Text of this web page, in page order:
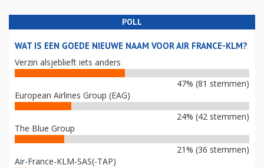
POLL
WAT IS EEN GOEDE NIEUWE NAAM VOOR AIR FRANCE-KLM?
Verzin alsjeblieft iets anders
47% (81 stemmen)
European Airlines Group (EAG)
24% (42 stemmen)
The Blue Group
21% (36 stemmen)
Air-France-KLM-SAS(-TAP)